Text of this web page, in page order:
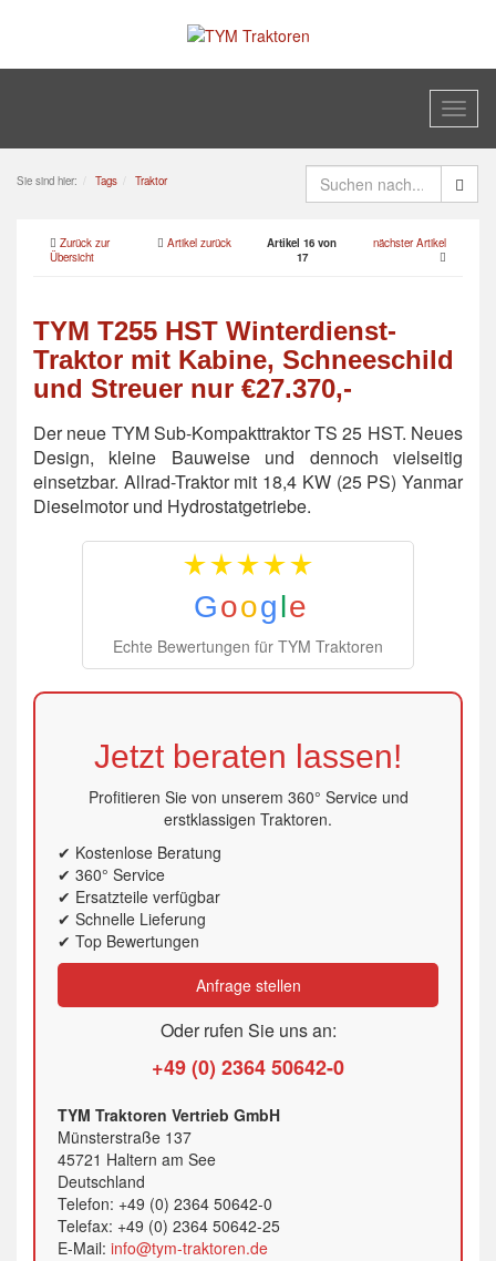
Sie sind hier: Tags Traktor
Zurück zur
Übersicht
Artikel zurück
Artikel 16 von
17
nächster Artikel
TYM T255 HST Winterdienst-
Traktor mit Kabine, Schneeschild
und Streuer nur €27.370,-
Der neue TYM Sub-Kompakttraktor TS 25 HST. Neues
Design, kleine Bauweise und dennoch vielseitig
einsetzbar. Allrad-Traktor mit 18,4 KW (25 PS) Yanmar
Dieselmotor und Hydrostatgetriebe.
G o o g l e
Echte Bewertungen für TYM Traktoren
Jetzt beraten lassen!
Profitieren Sie von unserem 360° Service und
erstklassigen Traktoren.
✔ Kostenlose Beratung
✔ 360° Service
✔ Ersatzteile verfügbar
✔ Schnelle Lieferung
✔ Top Bewertungen
Anfrage stellen
Oder rufen Sie uns an:
+49 (0) 2364 50642-0
TYM Traktoren Vertrieb GmbH
Münsterstraße 137
45721 Haltern am See
Deutschland
Telefon: +49 (0) 2364 50642-0
Telefax: +49 (0) 2364 50642-25
E-Mail: info@tym-traktoren.de